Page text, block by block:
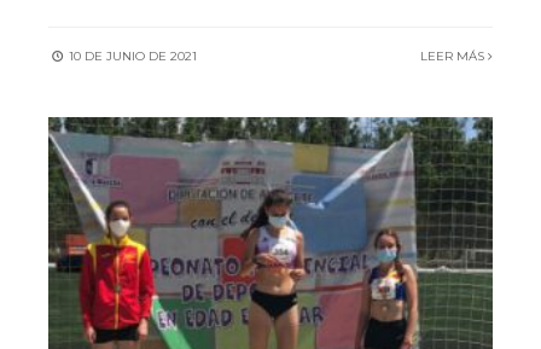
10 DE JUNIO DE 2021 LEER MÁS